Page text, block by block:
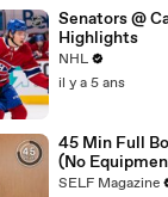
Senators @
Highlights
NHL
il y a 5 ans
45 Min Full
(No
SELF Magazine